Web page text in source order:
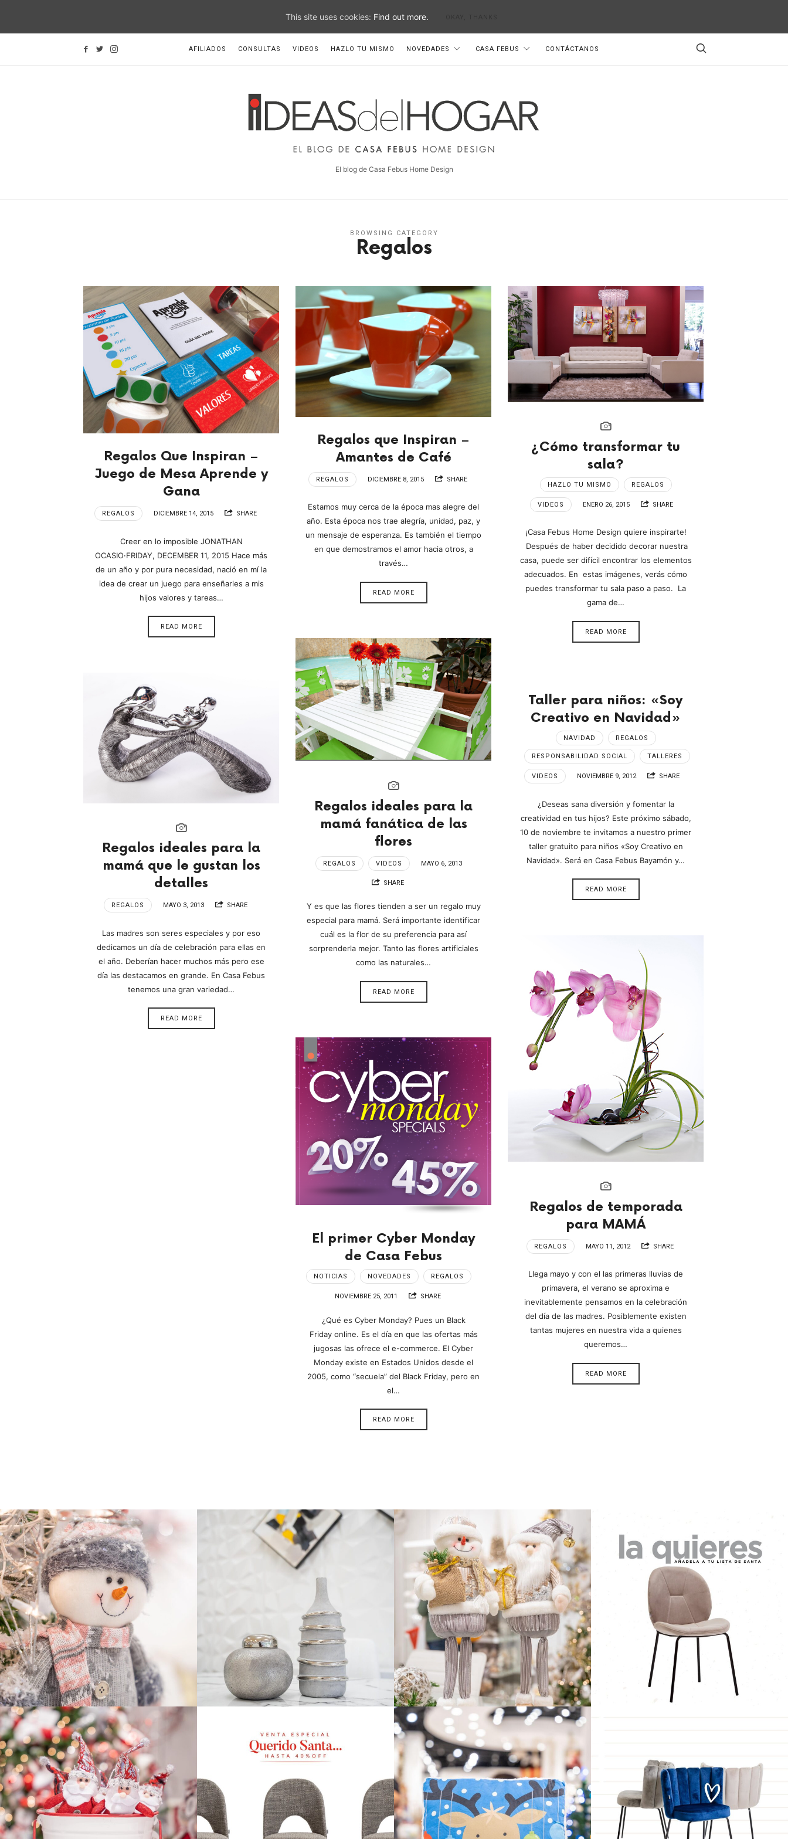
AFILIADOS CONSULTAS VIDEOS HAZLO TU MISMO NOVEDADES CASA FEBUS CONTÁCTANOS
Ideas
del
El blog de Casa Febus Home Design
BROWSING CATEGORY
Regalos
Regalos Que Inspiran –
Juego de Mesa Aprende y
Gana
REGALOS DICIEMBRE 14, 2015 SHARE
Creer en lo imposible JONATHAN
OCASIO·FRIDAY, DECEMBER 11, 2015 Hace más
de un año y por pura necesidad, nació en mí la
idea de crear un juego para enseñarles a mis
hijos valores y tareas…
READ MORE
Regalos que Inspiran –
Amantes de Café
REGALOS DICIEMBRE 8, 2015 SHARE
Estamos muy cerca de la época mas alegre del
año. Esta época nos trae alegría, unidad, paz, y
un mensaje de esperanza. Es también el tiempo
en que demostramos el amor hacia otros, a
través…
READ MORE
¿Cómo transformar tu
sala?
HAZLO TU MISMO REGALOS
VIDEOS ENERO 26, 2015 SHARE
¡Casa Febus Home Design quiere inspirarte!
Después de haber decidido decorar nuestra
casa, puede ser difícil encontrar los elementos
adecuados. En estas imágenes, verás cómo
puedes transformar tu sala paso a paso. La
gama de…
READ MORE
Regalos ideales para la
mamá fanática de las
flores
REGALOS VIDEOS MAYO 6, 2013
SHARE
Y es que las flores tienden a ser un regalo muy
especial para mamá. Será importante identificar
cuál es la flor de su preferencia para así
sorprenderla mejor. Tanto las flores artificiales
como las naturales…
READ MORE
Regalos ideales para la
mamá que le gustan los
detalles
REGALOS MAYO 3, 2013 SHARE
Las madres son seres especiales y por eso
dedicamos un día de celebración para ellas en
el año. Deberían hacer muchos más pero ese
día las destacamos en grande. En Casa Febus
tenemos una gran variedad…
READ MORE
Taller para niños: «Soy
Creativo en Navidad»
NAVIDAD REGALOS
RESPONSABILIDAD SOCIAL TALLERES
VIDEOS NOVIEMBRE 9, 2012 SHARE
¿Deseas sana diversión y fomentar la
creatividad en tus hijos? Este próximo sábado,
10 de noviembre te invitamos a nuestro primer
taller gratuito para niños «Soy Creativo en
Navidad». Será en Casa Febus Bayamón y…
READ MORE
Regalos de temporada
para MAMÁ
REGALOS MAYO 11, 2012 SHARE
Llega mayo y con el las primeras lluvias de
primavera, el verano se aproxima e
inevitablemente pensamos en la celebración
del día de las madres. Posiblemente existen
tantas mujeres en nuestra vida a quienes
queremos…
READ MORE
El primer Cyber Monday
de Casa Febus
NOTICIAS NOVEDADES REGALOS
NOVIEMBRE 25, 2011 SHARE
¿Qué es Cyber Monday? Pues un Black
Friday online. Es el día en que las ofertas más
jugosas las ofrece el e-commerce. El Cyber
Monday existe en Estados Unidos desde el
2005, como “secuela” del Black Friday, pero en
el…
READ MORE
This site uses cookies: Find out more.